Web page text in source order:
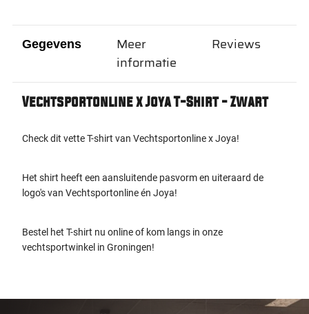
Gegevens
Vechtsportonline x Joya T-Shirt - Zwart
Check dit vette T-shirt van Vechtsportonline x Joya!
Het shirt heeft een aansluitende pasvorm en uiteraard de
logo's van Vechtsportonline én Joya!
Bestel het T-shirt nu online of kom langs in onze
vechtsportwinkel in Groningen!
Meer
informatie
Reviews